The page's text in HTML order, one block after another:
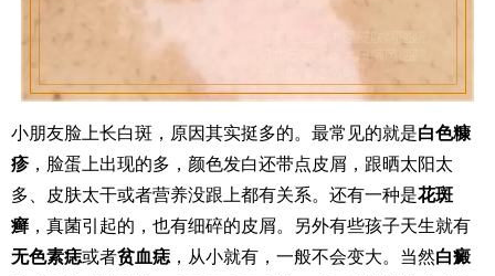
小朋友脸上长白斑，原因其实挺多的。最常见的就是白色糠
疹，脸蛋上出现的多，颜色发白还带点皮屑，跟晒太阳太
多、皮肤太干或者营养没跟上都有关系。还有一种是花斑
癣 ，真菌引起的，也有细碎的皮屑。另外有些孩子天生就有
无色素痣或者贫血痣 ，从小就有，一般不会变大。当然白癜